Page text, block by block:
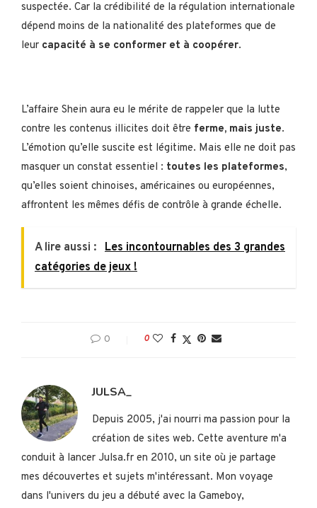
suspectée. Car la crédibilité de la régulation internationale
dépend moins de la nationalité des plateformes que de
leur capacité à se conformer et à coopérer.
L’affaire Shein aura eu le mérite de rappeler que la lutte
contre les contenus illicites doit être ferme, mais juste.
L’émotion qu’elle suscite est légitime. Mais elle ne doit pas
masquer un constat essentiel : toutes les plateformes,
qu’elles soient chinoises, américaines ou européennes,
affrontent les mêmes défis de contrôle à grande échelle.
A lire aussi : Les incontournables des 3 grandes
catégories de jeux !
0 0
JULSA_
Depuis 2005, j'ai nourri ma passion pour la
création de sites web. Cette aventure m'a
conduit à lancer Julsa.fr en 2010, un site où je partage
mes découvertes et sujets m'intéressant. Mon voyage
dans l'univers du jeu a débuté avec la Gameboy,